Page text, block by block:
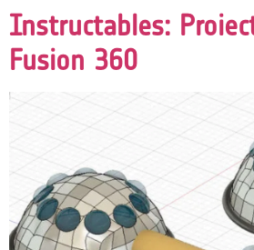
Instructables:
Fusion 360